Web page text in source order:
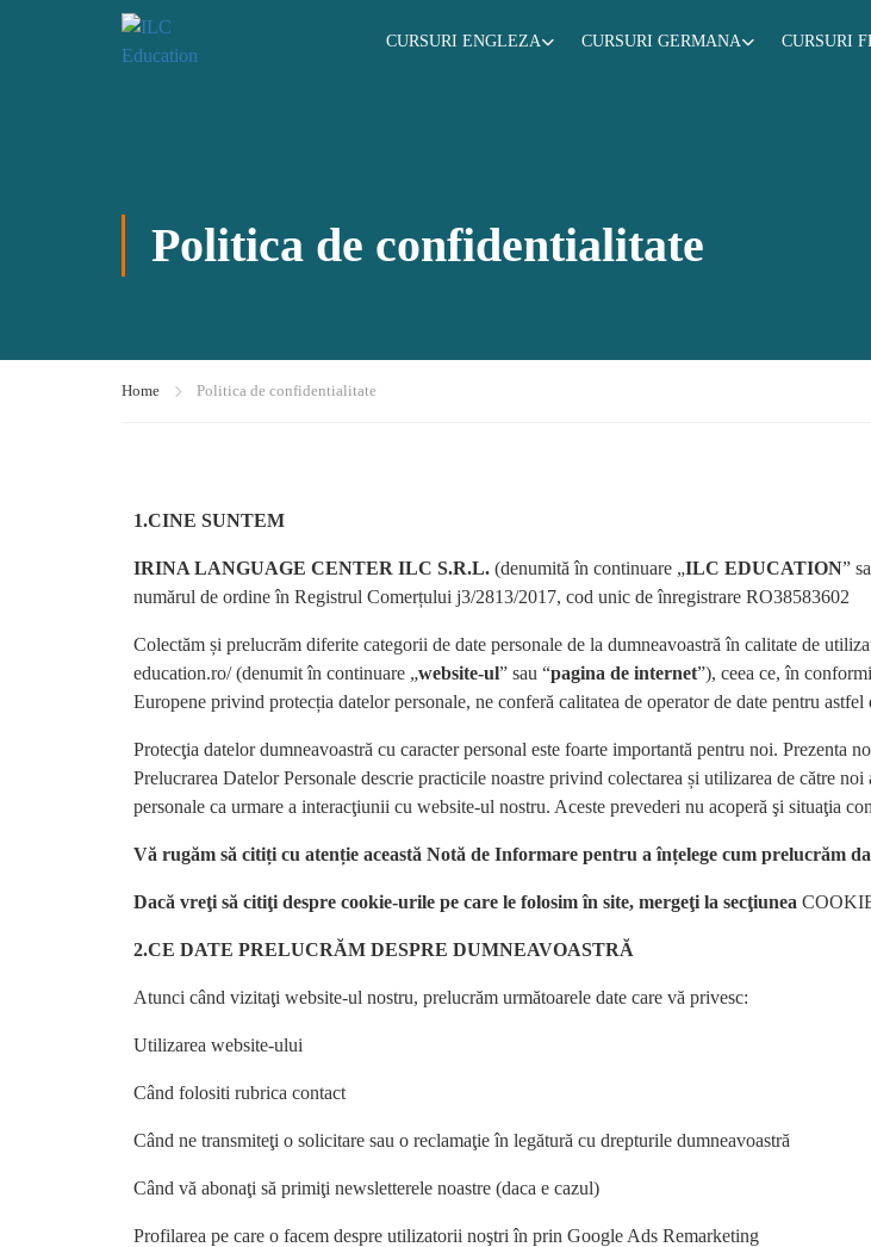
CURSURI ENGLEZA CURSURI GERMANA CURSURI
Politica de confidentialitate
Home Politica de confidentialitate
1.CINE SUNTEM
IRINA LANGUAGE CENTER ILC S.R.L. (denumită în continuare „ILC EDUCATION”
numărul de ordine în Registrul Comerțului j3/2813/2017, cod unic de înregistrare RO38583602
Colectăm și prelucrăm diferite categorii de date personale de la dumneavoastră în calitate de
education.ro/ (denumit în continuare „website-ul” sau “pagina de internet”), ceea ce, în
Europene privind protecția datelor personale, ne conferă calitatea de operator de date pentru astfel
Protecţia datelor dumneavoastră cu caracter personal este foarte importantă pentru noi. Prezenta
Prelucrarea Datelor Personale descrie practicile noastre privind colectarea și utilizarea de către noi
personale ca urmare a interacţiunii cu website-ul nostru. Aceste prevederi nu acoperă şi situaţia
Vă rugăm să citiți cu atenție această Notă de Informare pentru a înțelege cum prelucrăm
Dacă vreţi să citiţi despre cookie-urile pe care le folosim în site, mergeţi la secţiunea
2.CE DATE PRELUCRĂM DESPRE DUMNEAVOASTRĂ
Atunci când vizitaţi website-ul nostru, prelucrăm următoarele date care vă privesc:
Utilizarea website-ului
Când folositi rubrica contact
Când ne transmiteţi o solicitare sau o reclamaţie în legătură cu drepturile dumneavoastră
Când vă abonaţi să primiţi newsletterele noastre (daca e cazul)
Profilarea pe care o facem despre utilizatorii noştri în prin Google Ads Remarketing